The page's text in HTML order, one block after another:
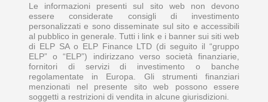
Le informazioni presenti sul sito web non devono
essere considerate consigli di investimento
personalizzati e sono disseminate sul sito e accessibili
al pubblico in generale. Tutti i link e i banner sui siti web
di ELP SA o ELP Finance LTD (di seguito il “gruppo
ELP” o “ELP”) indirizzano verso società finanziarie,
fornitori di servizi di investimento o banche
regolamentate in Europa. Gli strumenti finanziari
menzionati nel presente sito web possono essere
soggetti a restrizioni di vendita in alcune giurisdizioni.